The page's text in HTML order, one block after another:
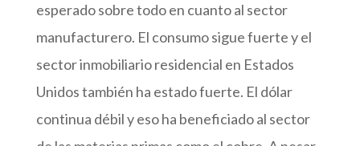
esperado sobre todo en cuanto al sector
manufacturero. El consumo sigue fuerte y el
sector inmobiliario residencial en Estados
Unidos también ha estado fuerte. El dólar
continua débil y eso ha beneficiado al sector